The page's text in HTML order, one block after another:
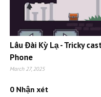
Lâu Đài Kỳ Lạ - Tricky
Phone
March 27, 2025
0 Nhận xét